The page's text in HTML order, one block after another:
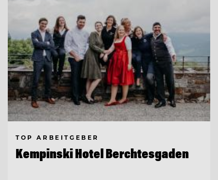
TOP ARBEITGEBER
Kempinski Hotel Berchtesgaden